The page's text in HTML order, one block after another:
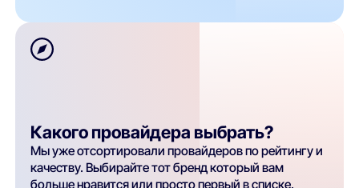
Какого провайдера выбрать?
Мы уже отсортировали провайдеров по рейтингу и
качеству. Выбирайте тот бренд который вам
больше нравится или просто первый в списке.